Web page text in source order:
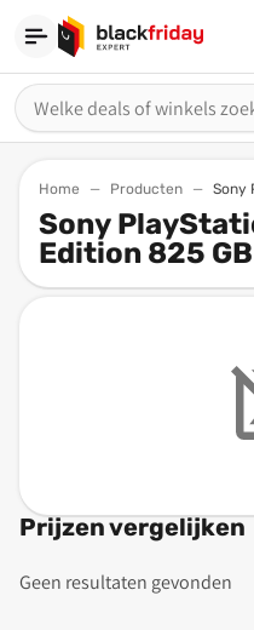
Home Producten
Sony
Edition 825
Prijzen vergelijken
Geen resultaten gevonden